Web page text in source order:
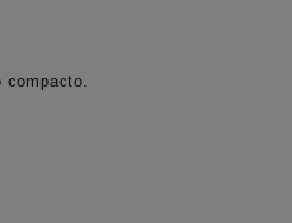
compacto.